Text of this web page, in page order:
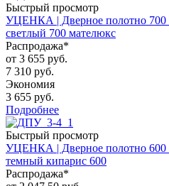
Быстрый просмотр
УЦЕНКА | Дверное полотно
светлый 700 мателюкс
Распродажа*
от 3 655 руб.
7 310 руб.
Экономия
3 655 руб.
Подробнее
Быстрый просмотр
УЦЕНКА | Дверное полотно
темный кипарис 600
Распродажа*